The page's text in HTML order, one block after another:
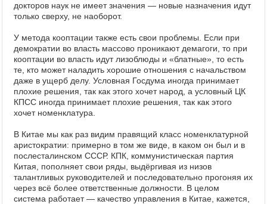
докторов наук не имеет значения — новые назначения идут
только сверху, не наоборот.
У метода кооптации также есть свои проблемы. Если при
демократии во власть массово проникают демагоги, то при
кооптации во власть идут лизоблюды и «блатные», то есть
те, кто может наладить хорошие отношения с начальством
даже в ущерб делу. Условная Госдума иногда принимает
плохие решения, так как этого хочет народ, а условный ЦК
КПСС иногда принимает плохие решения, так как этого
хочет номенклатура.
В Китае мы как раз видим правящий класс номенклатурной
аристократии: примерно в том же виде, в каком он был и в
послесталинском СССР. КПК, коммунистическая партия
Китая, пополняет свои ряды, выдёргивая из низов
талантливых руководителей и последовательно прогоняя их
через всё более ответственные должности. В целом
система работает — качество управления в Китае, кажется,